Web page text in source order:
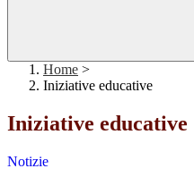
Home >
Iniziative educative
Iniziative educative
Notizie